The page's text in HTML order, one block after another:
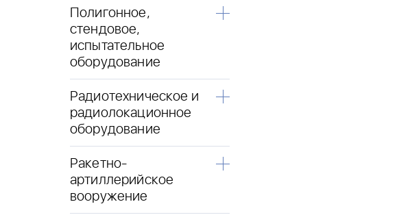
Полигонное,
стендовое,
испытательное
оборудование
Радиотехническое и
радиолокационное
оборудование
Ракетно-
артиллерийское
вооружение